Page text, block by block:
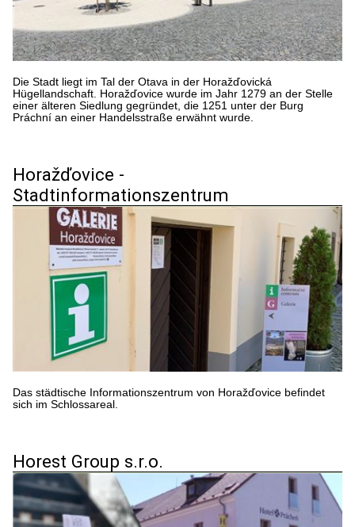
Die Stadt liegt im Tal der Otava in der Horažďovická
Hügellandschaft. Horažďovice wurde im Jahr 1279 an der Stelle
einer älteren Siedlung gegründet, die 1251 unter der Burg
Práchní an einer Handelsstraße erwähnt wurde.
Horažďovice -
Stadtinformationszentrum
Das städtische Informationszentrum von Horažďovice befindet
sich im Schlossareal.
Horest Group s.r.o.